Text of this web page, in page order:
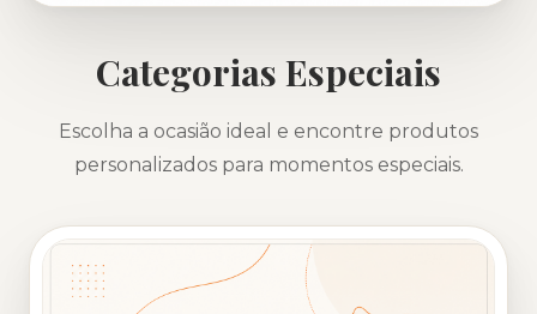
Categorias Especiais
Escolha a ocasião ideal e encontre produtos
personalizados para momentos especiais.